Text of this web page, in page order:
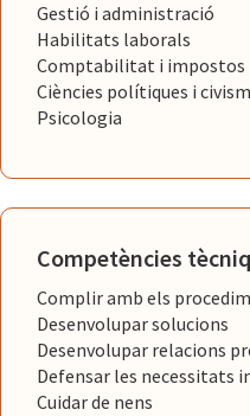
Gestió i administració
Habilitats laborals
Comptabilitat i impostos
Ciències polítiques i
Psicologia
Competències
Complir amb els
Desenvolupar solucions
Desenvolupar relacions
Defensar les necessitats
Cuidar de nens